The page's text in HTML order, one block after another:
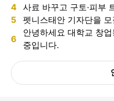
4 사료 바꾸고 구토·피부
5 펫니스태안 기자단을
6
안녕하세요 대학교 창
중입니다.